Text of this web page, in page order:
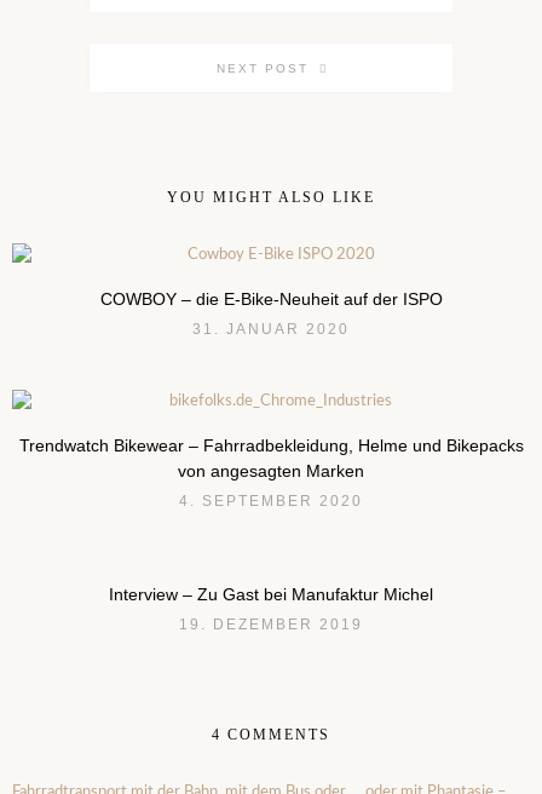
NEXT POST
YOU MIGHT ALSO LIKE
COWBOY – die E-Bike-Neuheit auf der ISPO
31. JANUAR 2020
Trendwatch Bikewear – Fahrradbekleidung, Helme und Bikepacks
von angesagten Marken
4. SEPTEMBER 2020
Interview – Zu Gast bei Manufaktur Michel
19. DEZEMBER 2019
4 COMMENTS